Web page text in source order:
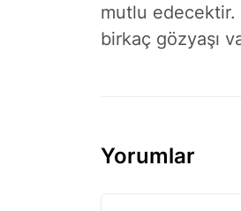
mutlu
birkaç gözyaşı
Yorumlar